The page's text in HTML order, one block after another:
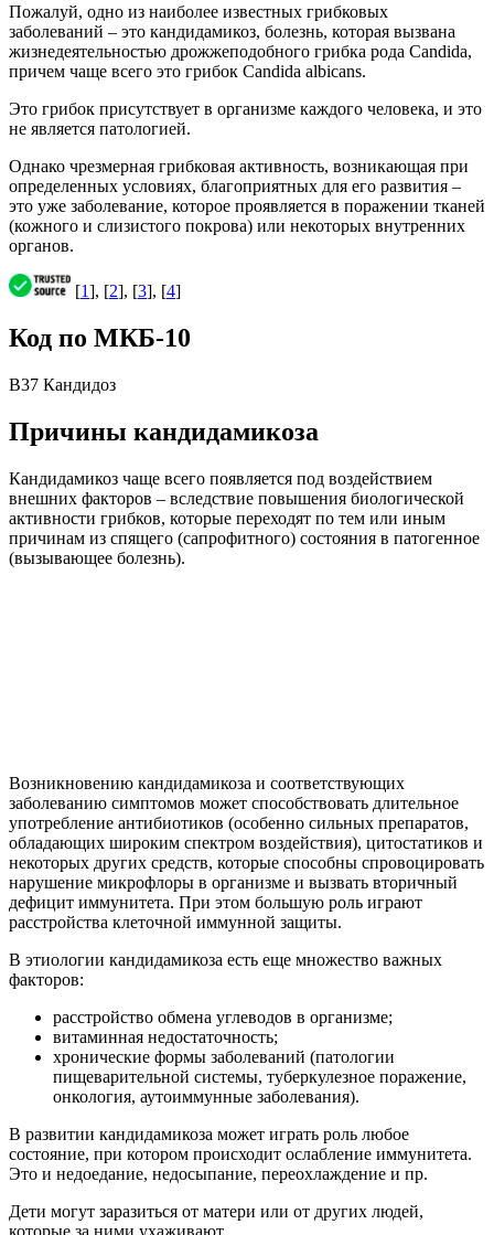
Пожалуй, одно из наиболее известных грибковых
заболеваний – это кандидамикоз, болезнь, которая вызвана
жизнедеятельностью дрожжеподобного грибка рода Candida,
причем чаще всего это грибок Candida albicans.
Это грибок присутствует в организме каждого человека, и это
не является патологией.
Однако чрезмерная грибковая активность, возникающая при
определенных условиях, благоприятных для его развития –
это уже заболевание, которое проявляется в поражении тканей
(кожного и слизистого покрова) или некоторых внутренних
органов.
[1], [2], [3], [4]
Код по МКБ-10
B37 Кандидоз
Причины кандидамикоза
Кандидамикоз чаще всего появляется под воздействием
внешних факторов – вследствие повышения биологической
активности грибков, которые переходят по тем или иным
причинам из спящего (сапрофитного) состояния в патогенное
(вызывающее болезнь).
Возникновению кандидамикоза и соответствующих
заболеванию симптомов может способствовать длительное
употребление антибиотиков (особенно сильных препаратов,
обладающих широким спектром воздействия), цитостатиков и
некоторых других средств, которые способны спровоцировать
нарушение микрофлоры в организме и вызвать вторичный
дефицит иммунитета. При этом большую роль играют
расстройства клеточной иммунной защиты.
В этиологии кандидамикоза есть еще множество важных
факторов:
расстройство обмена углеводов в организме;
витаминная недостаточность;
хронические формы заболеваний (патологии
пищеварительной системы, туберкулезное поражение,
онкология, аутоиммунные заболевания).
В развитии кандидамикоза может играть роль любое
состояние, при котором происходит ослабление иммунитета.
Это и недоедание, недосыпание, переохлаждение и пр.
Дети могут заразиться от матери или от других людей,
которые за ними ухаживают.